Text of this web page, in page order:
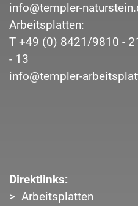
info@templer-
Arbeitsplatten:
T +49 (0) 8421/9810 -
- 13
info@templer-
Direktlinks:
Arbeitsplatten